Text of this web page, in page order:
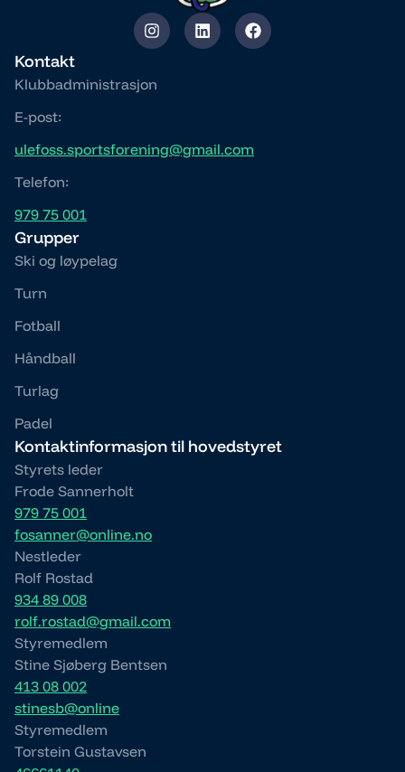
Kontakt
Klubbadministrasjon
E-post:
ulefoss.sportsforening@gmail.com
Telefon:
979 75 001
Grupper
Ski og løypelag
Turn
Fotball
Håndball
Turlag
Padel
Kontaktinformasjon til hovedstyret
Styrets leder
Frode Sannerholt
979 75 001
fosanner@online.no
Nestleder
Rolf Rostad
934 89 008
rolf.rostad@gmail.com
Styremedlem
Stine Sjøberg Bentsen
413 08 002
stinesb@online
Styremedlem
Torstein Gustavsen